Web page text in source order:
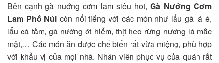
Bên cạnh gà nướng cơm lam siêu hot, Gà Nướng Cơm
Lam Phố Núi còn nổi tiếng với các món như lẩu gà lá é,
lẩu cá tầm, gà nướng ớt hiểm, thịt heo rừng nướng lá mắc
mật,… Các món ăn được chế biến rất vừa miệng, phù hợp
với khẩu vị của mọi nhà. Nhân viên phục vụ của quán rất